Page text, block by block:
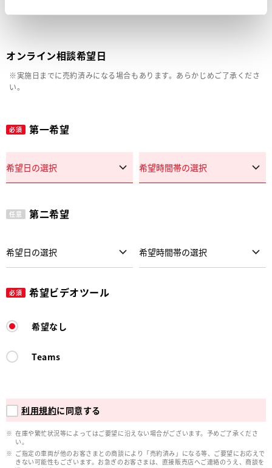
オンライン相談希望日
※実施日までに売約済みになる場合もあります。あらかじめご了承くださ
い。
必須 第一希望
任意 第二希望
必須 希望ビデオツール
希望なし
Teams
利用規約に同意する
在庫や繁忙状況等によってはご要望に沿えない場合がございます。予めご了承くださ
い。
ご指定の車両が他のお客さまとの商談により「売約済み」になる等、ご要望にお応えで
きない可能性もございます。お急ぎのお客さまは、直接販売店へご連絡のうえ、商談を